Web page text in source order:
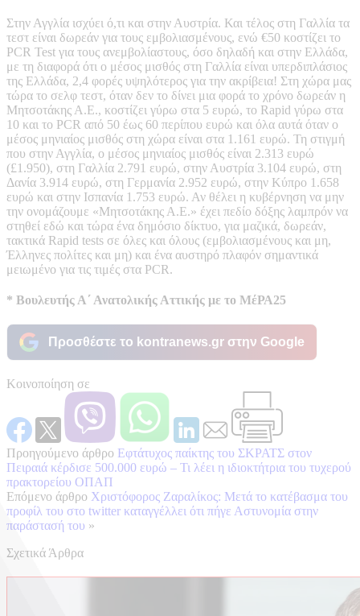
Στην Αγγλία ισχύει ό,τι και στην Αυστρία. Και τέλος στη Γαλλία τα
τεστ είναι δωρεάν για τους εμβολιασμένους, ενώ €50 κοστίζει το
PCR Test για τους ανεμβολίαστους, όσο δηλαδή και στην Ελλάδα,
με τη διαφορά ότι ο μέσος μισθός στη Γαλλία είναι υπερδιπλάσιος
της Ελλάδα, 2,4 φορές υψηλότερος για την ακρίβεια! Στη χώρα μας
τώρα το σελφ τεστ, όταν δεν το δίνει μια φορά το χρόνο δωρεάν η
Μητσοτάκης Α.Ε., κοστίζει γύρω στα 5 ευρώ, το Rapid γύρω στα
10 και το PCR από 50 έως 60 περίπου ευρώ και όλα αυτά όταν ο
μέσος μηνιαίος μισθός στη χώρα είναι στα 1.161 ευρώ. Τη στιγμή
που στην Αγγλία, ο μέσος μηνιαίος μισθός είναι 2.313 ευρώ
(£1.950), στη Γαλλία 2.791 ευρώ, στην Αυστρία 3.104 ευρώ, στη
Δανία 3.914 ευρώ, στη Γερμανία 2.952 ευρώ, στην Κύπρο 1.658
ευρώ και στην Ισπανία 1.753 ευρώ. Αν θέλει η κυβέρνηση να μην
την ονομάζουμε «Μητσοτάκης Α.Ε.» έχει πεδίο δόξης λαμπρόν να
στηθεί εδώ και τώρα ένα δημόσιο δίκτυο, για μαζικά, δωρεάν,
τακτικά Rapid tests σε όλες και όλους (εμβολιασμένους και μη,
Έλληνες πολίτες και μη) και ένα αυστηρό πλαφόν σημαντικά
μειωμένο για τις τιμές στα PCR.
* Βουλευτής Α΄ Ανατολικής Αττικής με το ΜέΡΑ25
Προσθέστε το kontranews.gr στην Google
Κοινοποίηση σε
Προηγούμενο άρθρο Εφτάτυχος παίκτης του ΣΚΡΑΤΣ στον
Πειραιά κέρδισε 500.000 ευρώ – Τι λέει η ιδιοκτήτρια του τυχερού
πρακτορείου ΟΠΑΠ
Επόμενο άρθρο Χριστόφορος Ζαραλίκος: Μετά το κατέβασμα του
προφίλ του στο twitter καταγγέλλει ότι πήγε Αστυνομία στην
παράστασή του »
Σχετικά Άρθρα